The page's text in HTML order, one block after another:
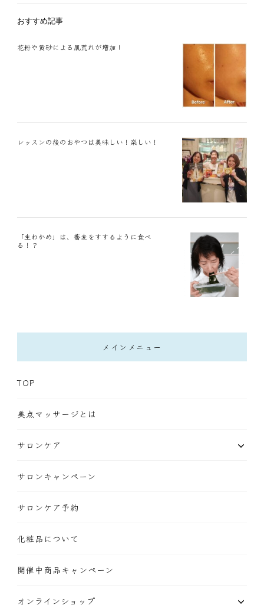
おすすめ記事
花粉や黄砂による肌荒れが増加！
レッスンの後のおやつは美味しい！楽しい！
「生わかめ」は、蕎麦をすするように食べ
る！？
メインメニュー
TOP
美点マッサージとは
サロンケア
サロンキャンペーン
サロンケア予約
化粧品について
開催中商品キャンペーン
オンラインショップ